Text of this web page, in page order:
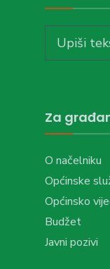
for:
Za
O načelniku
Općinske
Općinsko
Budžet
Javni pozivi